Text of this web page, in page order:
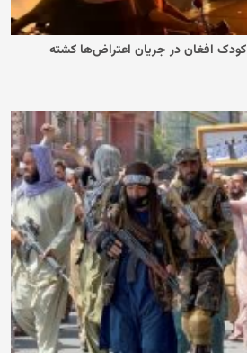
سازمان حقوق بشر ایران : ۳ کودک افغان در جریان اعتراض‌ها کشته‌